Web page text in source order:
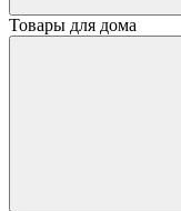
Товары для дома